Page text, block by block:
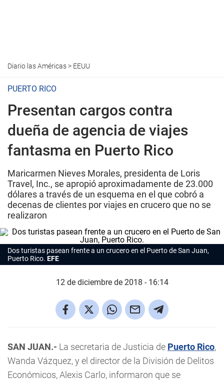
Diario las Américas> EEUU
PUERTO RICO
Presentan cargos contra
dueña de agencia de viajes
fantasma en Puerto Rico
Maricarmen Nieves Morales, presidenta de Loris
Travel, Inc., se apropió aproximadamente de 23.000
dólares a través de un esquema en el que cobró a
decenas de clientes por viajes en crucero que no se
realizaron
Dos turistas pasean frente a un crucero en el Puerto de San Juan,
Puerto Rico. EFE
12 de diciembre de 2018 - 16:14
SAN JUAN.- La secretaria de Justicia de Puerto Rico,
Wanda Vázquez, y el director de la División de Delitos
Económicos, Alexis Carlo, informaron que se